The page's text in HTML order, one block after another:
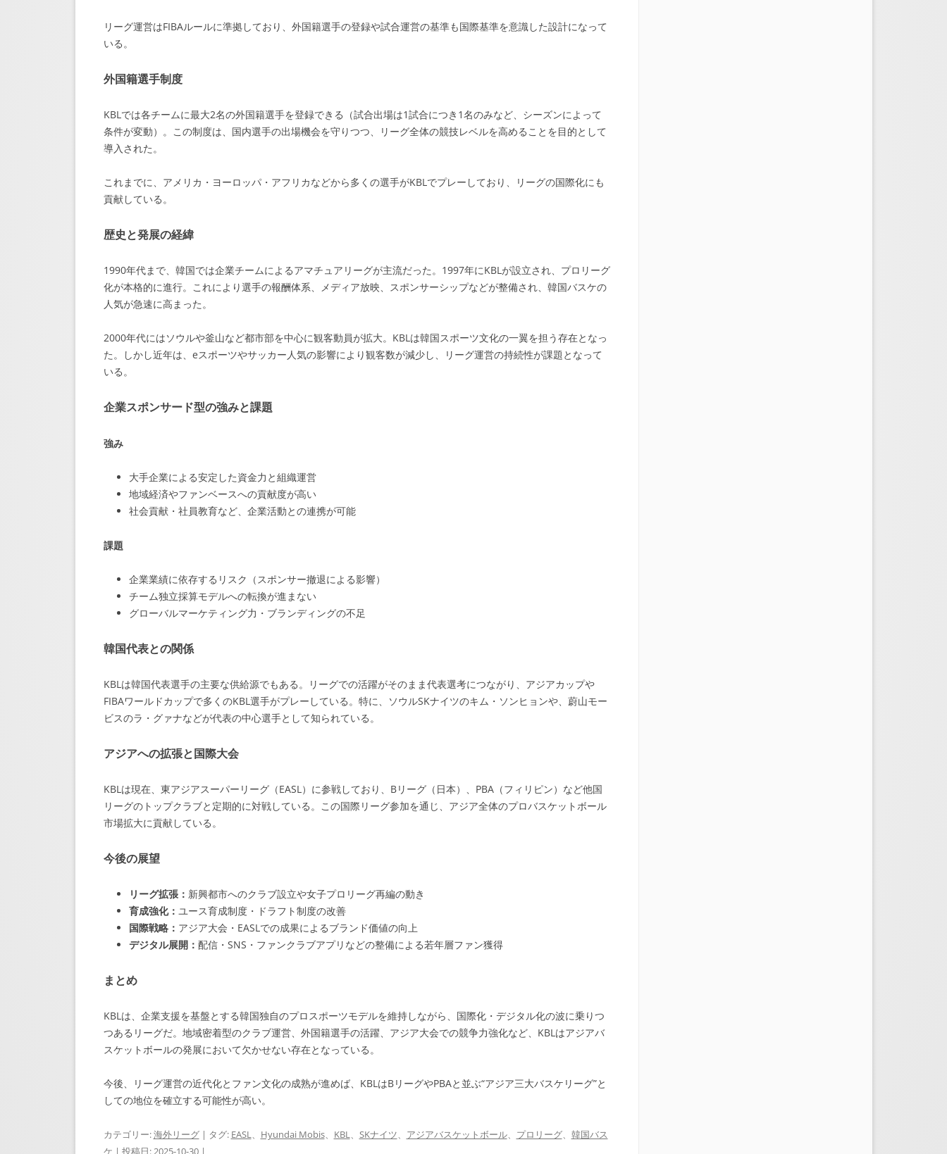
リーグ運営はFIBAルールに準拠しており、外国籍選手の登録や試合運営の基準も国際基準を意識した設計になって
いる。
外国籍選手制度
KBLでは各チームに最大2名の外国籍選手を登録できる（試合出場は1試合につき1名のみなど、シーズンによって
条件が変動）。この制度は、国内選手の出場機会を守りつつ、リーグ全体の競技レベルを高めることを目的として
導入された。
これまでに、アメリカ・ヨーロッパ・アフリカなどから多くの選手がKBLでプレーしており、リーグの国際化にも
貢献している。
歴史と発展の経緯
1990年代まで、韓国では企業チームによるアマチュアリーグが主流だった。1997年にKBLが設立され、プロリーグ
化が本格的に進行。これにより選手の報酬体系、メディア放映、スポンサーシップなどが整備され、韓国バスケの
人気が急速に高まった。
2000年代にはソウルや釜山など都市部を中心に観客動員が拡大。KBLは韓国スポーツ文化の一翼を担う存在となっ
た。しかし近年は、eスポーツやサッカー人気の影響により観客数が減少し、リーグ運営の持続性が課題となって
いる。
企業スポンサード型の強みと課題
強み
大手企業による安定した資金力と組織運営
地域経済やファンベースへの貢献度が高い
社会貢献・社員教育など、企業活動との連携が可能
課題
企業業績に依存するリスク（スポンサー撤退による影響）
チーム独立採算モデルへの転換が進まない
グローバルマーケティング力・ブランディングの不足
韓国代表との関係
KBLは韓国代表選手の主要な供給源でもある。リーグでの活躍がそのまま代表選考につながり、アジアカップや
FIBAワールドカップで多くのKBL選手がプレーしている。特に、ソウルSKナイツのキム・ソンヒョンや、蔚山モー
ビスのラ・グァナなどが代表の中心選手として知られている。
アジアへの拡張と国際大会
KBLは現在、東アジアスーパーリーグ（EASL）に参戦しており、Bリーグ（日本）、PBA（フィリピン）など他国
リーグのトップクラブと定期的に対戦している。この国際リーグ参加を通じ、アジア全体のプロバスケットボール
市場拡大に貢献している。
今後の展望
リーグ拡張： 新興都市へのクラブ設立や女子プロリーグ再編の動き
育成強化： ユース育成制度・ドラフト制度の改善
国際戦略： アジア大会・EASLでの成果によるブランド価値の向上
デジタル展開： 配信・SNS・ファンクラブアプリなどの整備による若年層ファン獲得
まとめ
KBLは、企業支援を基盤とする韓国独自のプロスポーツモデルを維持しながら、国際化・デジタル化の波に乗りつ
つあるリーグだ。地域密着型のクラブ運営、外国籍選手の活躍、アジア大会での競争力強化など、KBLはアジアバ
スケットボールの発展において欠かせない存在となっている。
今後、リーグ運営の近代化とファン文化の成熟が進めば、KBLはBリーグやPBAと並ぶ“アジア三大バスケリーグ”と
しての地位を確立する可能性が高い。
カテゴリー:海外リーグ| タグ: EASL、 Hyundai Mobis、 KBL、 SKナイツ、 アジアバスケットボール、 プロリーグ、 韓国バス
ケ | 投稿日: 2025-10-30|